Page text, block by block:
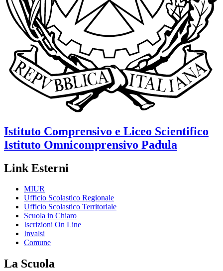
Istituto Comprensivo e Liceo Scientifico
Istituto Omnicomprensivo Padula
Link Esterni
MIUR
Ufficio Scolastico Regionale
Ufficio Scolastico Territoriale
Scuola in Chiaro
Iscrizioni On Line
Invalsi
Comune
La Scuola